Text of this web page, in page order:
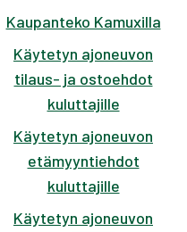
Kaupanteko Kamuxilla
Käytetyn ajoneuvon
tilaus- ja ostoehdot
kuluttajille
Käytetyn ajoneuvon
etämyyntiehdot
kuluttajille
Käytetyn ajoneuvon